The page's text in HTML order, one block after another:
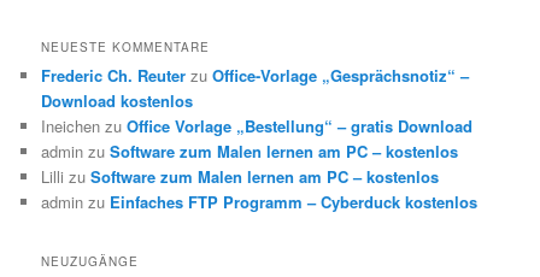
NEUESTE KOMMENTARE
Frederic Ch. Reuter zuOffice-Vorlage „Gesprächsnotiz“ –
Download kostenlos
Ineichen zuOffice Vorlage „Bestellung“ – gratis Download
admin zuSoftware zum Malen lernen am PC – kostenlos
Lilli zuSoftware zum Malen lernen am PC – kostenlos
admin zu Einfaches FTP Programm – Cyberduck kostenlos
NEUZUGÄNGE